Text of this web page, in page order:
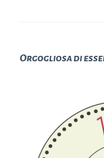
Orgogliosa di